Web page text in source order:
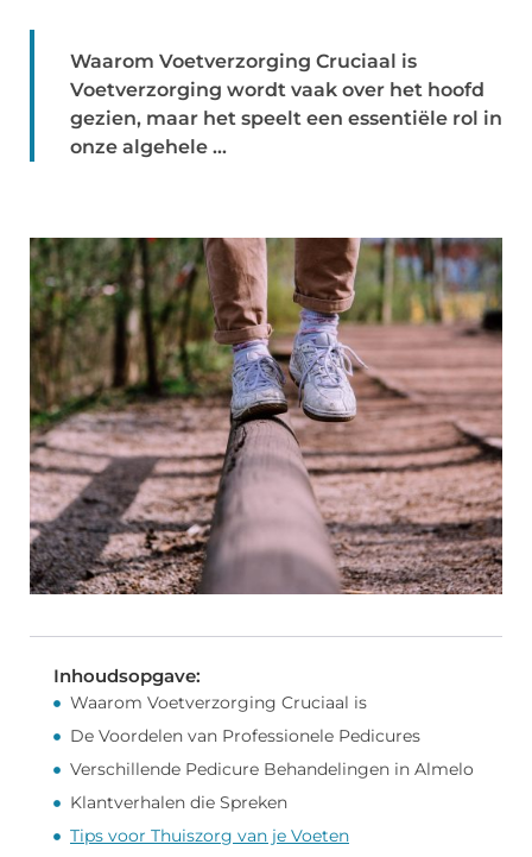
Waarom Voetverzorging Cruciaal is
Voetverzorging wordt vaak over het hoofd
gezien, maar het speelt een essentiële rol in
onze algehele ...
Inhoudsopgave:
Waarom Voetverzorging Cruciaal is
De Voordelen van Professionele Pedicures
Verschillende Pedicure Behandelingen in Almelo
Klantverhalen die Spreken
Tips voor Thuiszorg van je Voeten